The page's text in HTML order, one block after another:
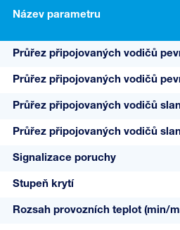
Název parametru
Průřez připojovaných vodičů
Průřez připojovaných vodičů
Průřez připojovaných vodičů
Průřez připojovaných vodičů
Signalizace poruchy
Stupeň krytí
Rozsah provozních teplot (min/